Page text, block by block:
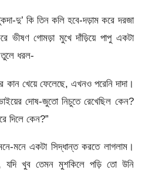
দু’ কি তিন কলি হবে-দড়াম করে দরজা
গোমড়া মুখে দাঁড়িয়ে পাপু একটা
ধরল-
কান খেয়ে ফেলেছে, এখনও পরেনি দাদা।
দোষ-জুতো নিচুতে রেখেছিল কেন?
দিলে কেন?”
মনে একটা সিদ্ধান্ত করতে লাগলাম।
যদি খুব তেমন মুশকিলে পড়ি তো উনি